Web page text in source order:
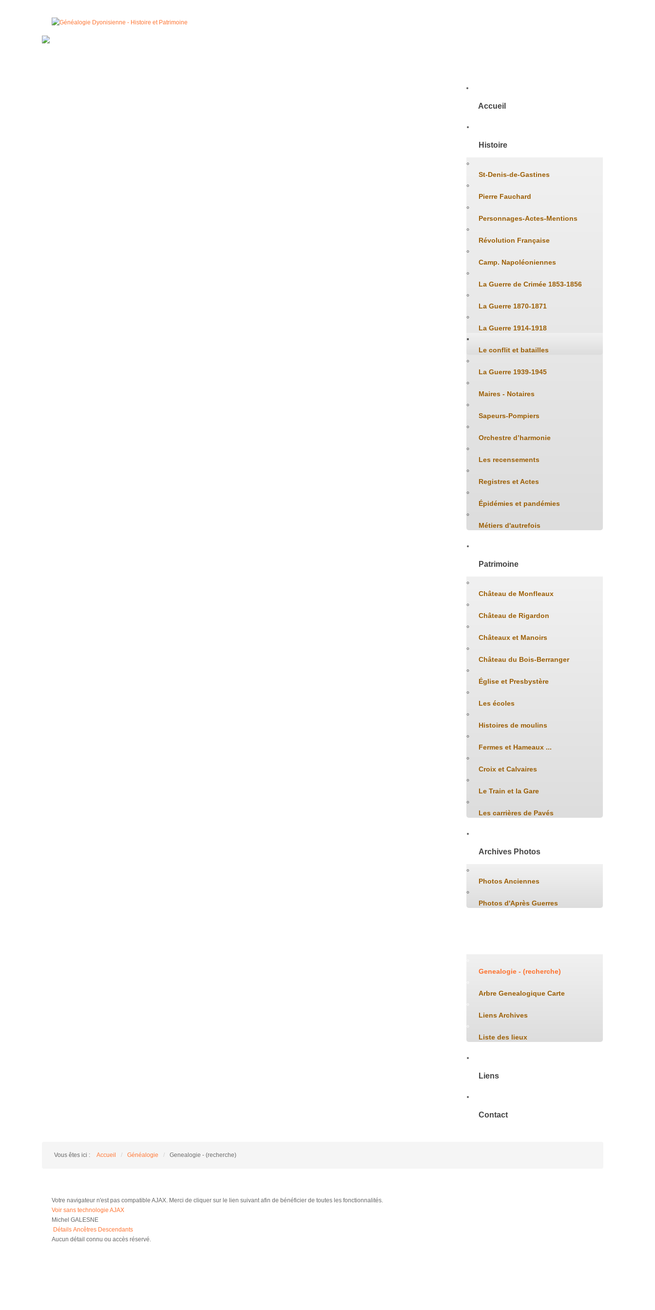
Accueil
Histoire
St-Denis-de-Gastines
Pierre Fauchard
Personnages-Actes-Mentions
Révolution Française
Camp. Napoléoniennes
La Guerre de Crimée 1853-1856
La Guerre 1870-1871
La Guerre 1914-1918
Le conflit et batailles
La Guerre 1939-1945
Maires - Notaires
Sapeurs-Pompiers
Orchestre d’harmonie
Les recensements
Registres et Actes
Épidémies et pandémies
Métiers d'autrefois
Patrimoine
Château de Monfleaux
Château de Rigardon
Châteaux et Manoirs
Château du Bois-Berranger
Église et Presbystère
Les écoles
Histoires de moulins
Fermes et Hameaux ...
Croix et Calvaires
Le Train et la Gare
Les carrières de Pavés
Archives Photos
Photos Anciennes
Photos d'Après Guerres
Genealogie - (recherche)
Arbre Genealogique Carte
Liens Archives
Liste des lieux
Liens
Contact
Vous êtes ici : Accueil / Généalogie / Genealogie - (recherche)
Votre navigateur n'est pas compatible AJAX. Merci de cliquer sur le lien suivant afin de bénéficier de toutes les fonctionnalités.
Voir sans technologie AJAX
Michel GALESNE
Détails Ancêtres Descendants
Aucun détail connu ou accès réservé.